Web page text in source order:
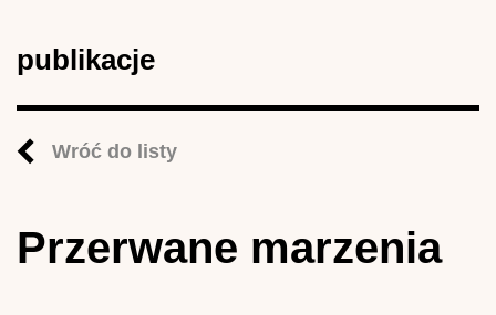
publikacje
Wróć do listy
Przerwane marzenia